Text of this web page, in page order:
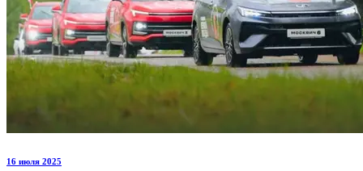
16 июля 2025